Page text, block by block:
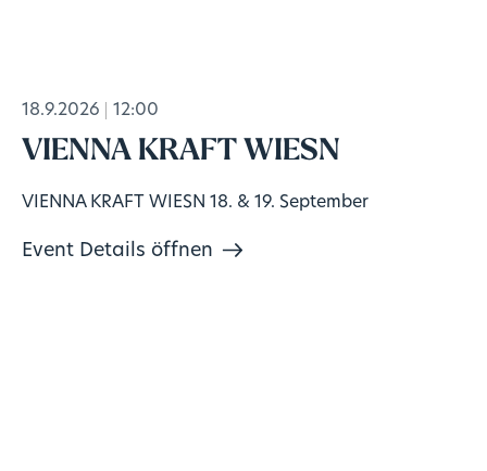
18.9.2026 12:00
VIENNA KRAFT WIESN
VIENNA KRAFT WIESN 18. & 19. September
Event Details öffnen